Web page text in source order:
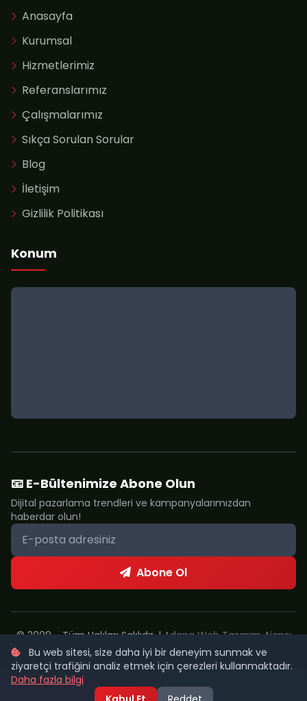
Anasayfa
Kurumsal
Hizmetlerimiz
Referanslarımız
Çalışmalarımız
Sıkça Sorulan Sorular
Blog
İletişim
Gizlilik Politikası
Konum
📧 E-Bültenimize Abone Olun
Dijital pazarlama trendleri ve kampanyalarımızdan
haberdar olun!
Abone Ol
© 2009 - Tüm Hakları Saklıdır. |Adana Web Tasarım Ajansı
Metropol Web
Bu web sitesi, size daha iyi bir deneyim sunmak ve
ziyaretçi trafiğini analiz etmek için çerezleri kullanmaktadır.
Daha fazla bilgi